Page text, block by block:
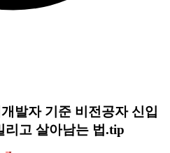
발자 기준 비전공자 신입
리고 살아남는 법.tip